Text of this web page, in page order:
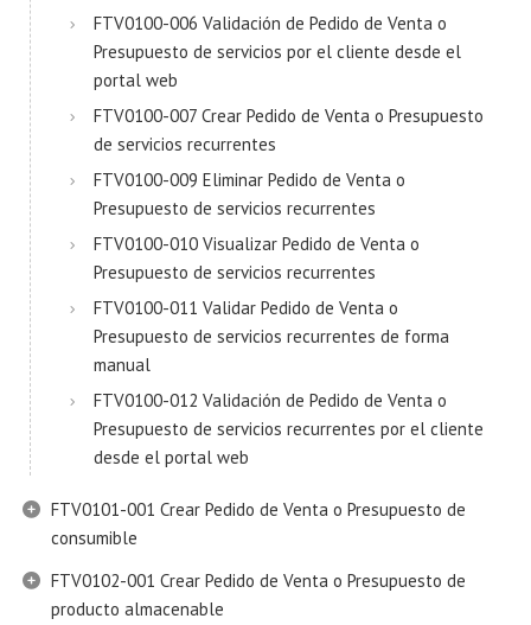
FTV0100-006 Validación de Pedido de Venta o
Presupuesto de servicios por el cliente desde el
portal web
FTV0100-007 Crear Pedido de Venta o Presupuesto
de servicios recurrentes
FTV0100-009 Eliminar Pedido de Venta o
Presupuesto de servicios recurrentes
FTV0100-010 Visualizar Pedido de Venta o
Presupuesto de servicios recurrentes
FTV0100-011 Validar Pedido de Venta o
Presupuesto de servicios recurrentes de forma
manual
FTV0100-012 Validación de Pedido de Venta o
Presupuesto de servicios recurrentes por el cliente
desde el portal web
FTV0101-001 Crear Pedido de Venta o Presupuesto de
consumible
FTV0102-001 Crear Pedido de Venta o Presupuesto de
producto almacenable